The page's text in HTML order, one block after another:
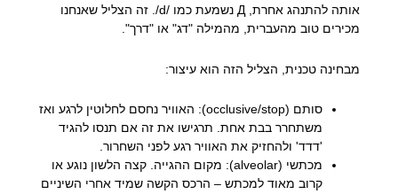
אותה להתנהג אחרת, Д נשמעת כמו /d/. זה הצליל שאנחנו
מכירים טוב מהעברית, מהמילה "דג" או "דרך".
מבחינה טכנית, הצליל הזה הוא עיצור:
סותם (occlusive/stop): האוויר נחסם לחלוטין לרגע ואז
משתחרר בבת אחת. תרגישו את זה אם תנסו להגיד
'דדד' ולהחזיק את האוויר רגע לפני השחרור.
מכתשי (alveolar): מקום ההגייה. קצה הלשון נוגע או
קרוב מאוד למכתש – הרכס הקשה שמיד אחרי השיניים